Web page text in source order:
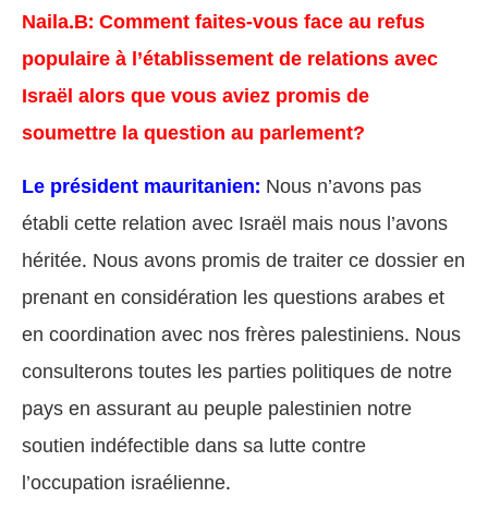
Naila.B: Comment faites-vous face au refus
populaire à l’établissement de relations avec
Israël alors que vous aviez promis de
soumettre la question au parlement?
Le président mauritanien:Nous n’avons pas
établi cette relation avec Israël mais nous l’avons
héritée. Nous avons promis de traiter ce dossier en
prenant en considération les questions arabes et
en coordination avec nos frères palestiniens. Nous
consulterons toutes les parties politiques de notre
pays en assurant au peuple palestinien notre
soutien indéfectible dans sa lutte contre
l’occupation israélienne.